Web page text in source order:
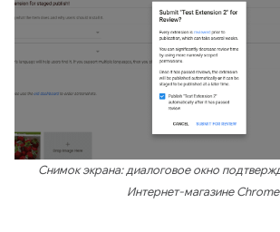
Снимок экрана: диалоговое окно
Интернет-магазине Chrome